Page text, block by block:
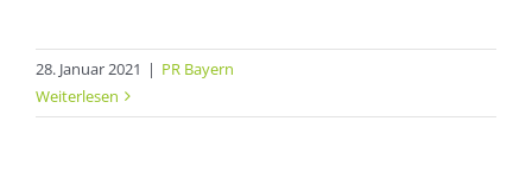
28. Januar 2021 | PR Bayern
Weiterlesen